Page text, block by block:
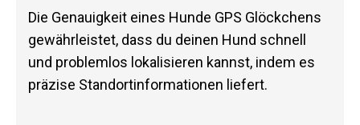
Die Genauigkeit eines Hunde GPS Glöckchens
gewährleistet, dass du deinen Hund schnell
und problemlos lokalisieren kannst, indem es
präzise Standortinformationen liefert.